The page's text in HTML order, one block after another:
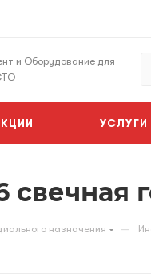
и Оборудование для
УСЛУГИ
назначения —